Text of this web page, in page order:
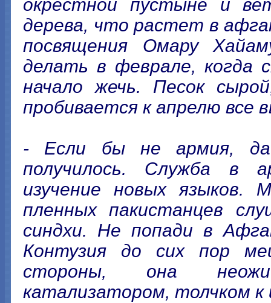
окрестной пустыне и
дерева, что растет в
посвящения Омару
делать в феврале, когда
начало жечь. Песок
пробивается к апрелю все
- Если бы не армия,
получилось. Служба в
изучение новых
пленных пакистанцев
синдхи. Не попади в
Контузия до сих пор
стороны, она
катализатором, толчком к